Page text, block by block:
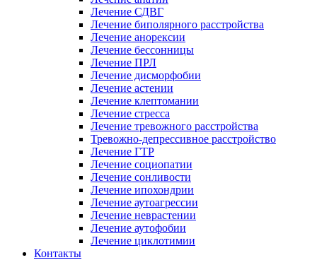
Лечение СДВГ
Лечение биполярного расстройства
Лечение анорексии
Лечение бессонницы
Лечение ПРЛ
Лечение дисморфобии
Лечение астении
Лечение клептомании
Лечение стресса
Лечение тревожного расстройства
Тревожно-депрессивное расстройство
Лечение ГТР
Лечение социопатии
Лечение сонливости
Лечение ипохондрии
Лечение аутоагрессии
Лечение неврастении
Лечение аутофобии
Лечение циклотимии
Контакты